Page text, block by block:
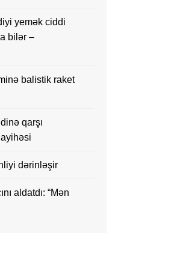
yemək ciddi
bilər –
balistik raket
qarşı
dərinləşir
aldatdı: “Mən